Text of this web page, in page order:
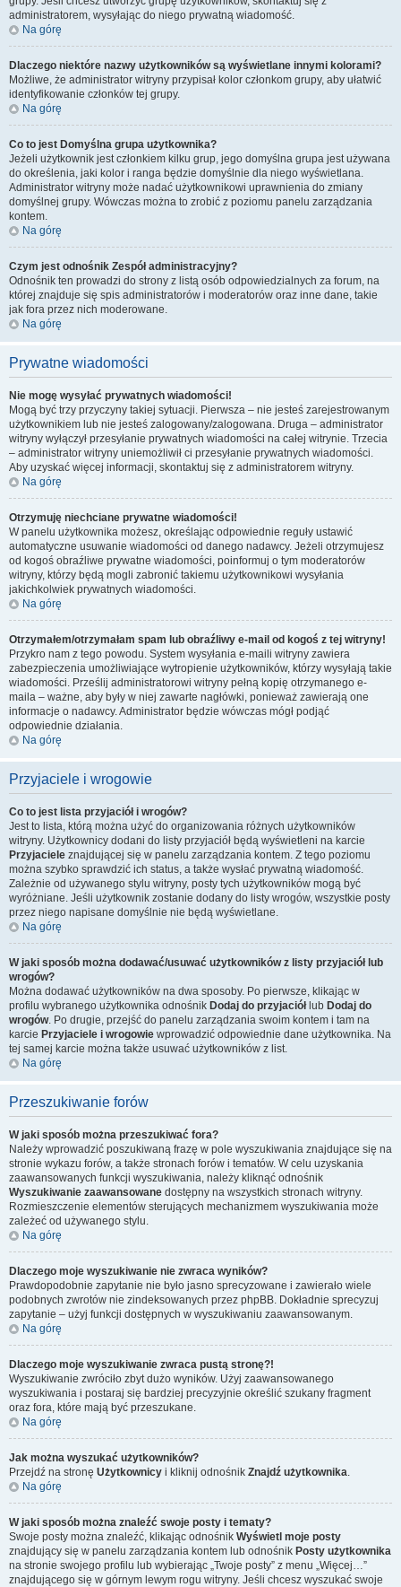
administratorem, wysyłając do niego prywatną wiadomość.
Na górę
Dlaczego niektóre nazwy użytkowników są wyświetlane innymi kolorami?
Możliwe, że administrator witryny przypisał kolor członkom grupy, aby ułatwić
identyfikowanie członków tej grupy.
Na górę
Co to jest Domyślna grupa użytkownika?
Jeżeli użytkownik jest członkiem kilku grup, jego domyślna grupa jest używana
do określenia, jaki kolor i ranga będzie domyślnie dla niego wyświetlana.
Administrator witryny może nadać użytkownikowi uprawnienia do zmiany
domyślnej grupy. Wówczas można to zrobić z poziomu panelu zarządzania
kontem.
Na górę
Czym jest odnośnik Zespół administracyjny?
Odnośnik ten prowadzi do strony z listą osób odpowiedzialnych za forum, na
której znajduje się spis administratorów i moderatorów oraz inne dane, takie
jak fora przez nich moderowane.
Na górę
Prywatne wiadomości
Nie mogę wysyłać prywatnych wiadomości!
Mogą być trzy przyczyny takiej sytuacji. Pierwsza – nie jesteś zarejestrowanym
użytkownikiem lub nie jesteś zalogowany/zalogowana. Druga – administrator
witryny wyłączył przesyłanie prywatnych wiadomości na całej witrynie. Trzecia
– administrator witryny uniemożliwił ci przesyłanie prywatnych wiadomości.
Aby uzyskać więcej informacji, skontaktuj się z administratorem witryny.
Na górę
Otrzymuję niechciane prywatne wiadomości!
W panelu użytkownika możesz, określając odpowiednie reguły ustawić
automatyczne usuwanie wiadomości od danego nadawcy. Jeżeli otrzymujesz
od kogoś obraźliwe prywatne wiadomości, poinformuj o tym moderatorów
witryny, którzy będą mogli zabronić takiemu użytkownikowi wysyłania
jakichkolwiek prywatnych wiadomości.
Na górę
Otrzymałem/otrzymałam spam lub obraźliwy e-mail od kogoś z tej witryny!
Przykro nam z tego powodu. System wysyłania e-maili witryny zawiera
zabezpieczenia umożliwiające wytropienie użytkowników, którzy wysyłają takie
wiadomości. Prześlij administratorowi witryny pełną kopię otrzymanego e-
maila – ważne, aby były w niej zawarte nagłówki, ponieważ zawierają one
informacje o nadawcy. Administrator będzie wówczas mógł podjąć
odpowiednie działania.
Na górę
Przyjaciele i wrogowie
Co to jest lista przyjaciół i wrogów?
Jest to lista, którą można użyć do organizowania różnych użytkowników
witryny. Użytkownicy dodani do listy przyjaciół będą wyświetleni na karcie
Przyjaciele znajdującej się w panelu zarządzania kontem. Z tego poziomu
można szybko sprawdzić ich status, a także wysłać prywatną wiadomość.
Zależnie od używanego stylu witryny, posty tych użytkowników mogą być
wyróżniane. Jeśli użytkownik zostanie dodany do listy wrogów, wszystkie posty
przez niego napisane domyślnie nie będą wyświetlane.
Na górę
W jaki sposób można dodawać/usuwać użytkowników z listy przyjaciół lub
wrogów?
Można dodawać użytkowników na dwa sposoby. Po pierwsze, klikając w
profilu wybranego użytkownika odnośnik Dodaj do przyjaciółlub Dodaj do
wrogów. Po drugie, przejść do panelu zarządzania swoim kontem i tam na
karcie Przyjaciele i wrogowie wprowadzić odpowiednie dane użytkownika. Na
tej samej karcie można także usuwać użytkowników z list.
Na górę
Przeszukiwanie forów
W jaki sposób można przeszukiwać fora?
Należy wprowadzić poszukiwaną frazę w pole wyszukiwania znajdujące się na
stronie wykazu forów, a także stronach forów i tematów. W celu uzyskania
zaawansowanych funkcji wyszukiwania, należy kliknąć odnośnik
Wyszukiwanie zaawansowane dostępny na wszystkich stronach witryny.
Rozmieszczenie elementów sterujących mechanizmem wyszukiwania może
zależeć od używanego stylu.
Na górę
Dlaczego moje wyszukiwanie nie zwraca wyników?
Prawdopodobnie zapytanie nie było jasno sprecyzowane i zawierało wiele
podobnych zwrotów nie zindeksowanych przez phpBB. Dokładnie sprecyzuj
zapytanie – użyj funkcji dostępnych w wyszukiwaniu zaawansowanym.
Na górę
Dlaczego moje wyszukiwanie zwraca pustą stronę?!
Wyszukiwanie zwróciło zbyt dużo wyników. Użyj zaawansowanego
wyszukiwania i postaraj się bardziej precyzyjnie określić szukany fragment
oraz fora, które mają być przeszukane.
Na górę
Jak można wyszukać użytkowników?
Przejdź na stronę Użytkownicy i kliknij odnośnik Znajdź użytkownika.
Na górę
W jaki sposób można znaleźć swoje posty i tematy?
Swoje posty można znaleźć, klikając odnośnik Wyświetl moje posty
znajdujący się w panelu zarządzania kontem lub odnośnik Posty użytkownika
na stronie swojego profilu lub wybierając „Twoje posty” z menu „Więcej…”
znajdującego się w górnym lewym rogu witryny. Jeśli chcesz wyszukać swoje